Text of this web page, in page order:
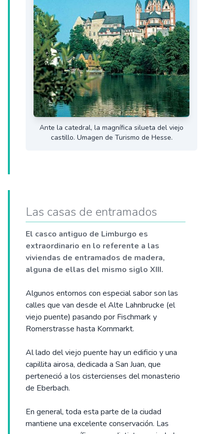
Ante la catedral, la magnífica silueta del viejo
castillo. Umagen de Turismo de Hesse.
Las casas de entramados
El casco antiguo de Limburgo es
extraordinario en lo referente a las
viviendas de entramados de madera,
alguna de ellas del mismo siglo XIII.
Algunos entornos con especial sabor son las
calles que van desde el Alte Lahnbrucke (el
viejo puente) pasando por Fischmark y
Romerstrasse hasta Kornmarkt.
Al lado del viejo puente hay un edificio y una
capillita airosa, dedicada a San Juan, que
perteneció a los cistercienses del monasterio
de Eberbach.
En general, toda esta parte de la ciudad
mantiene una excelente conservación. Las